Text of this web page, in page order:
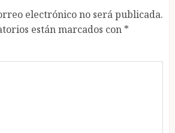
electrónico no será publicada.
están marcados con *